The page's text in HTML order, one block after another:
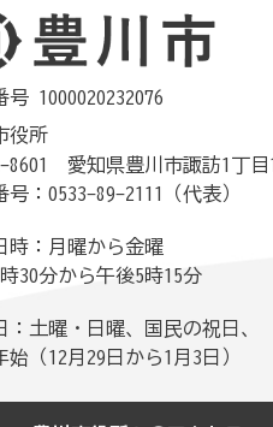
号 1000020232076
役所
8601 愛知県豊川市諏訪1丁目
号：0533-89-2111（代表）
時：月曜から金曜
30分から午後5時15分
：土曜・日曜、国民の祝日、
始（12月29日から1月3日）